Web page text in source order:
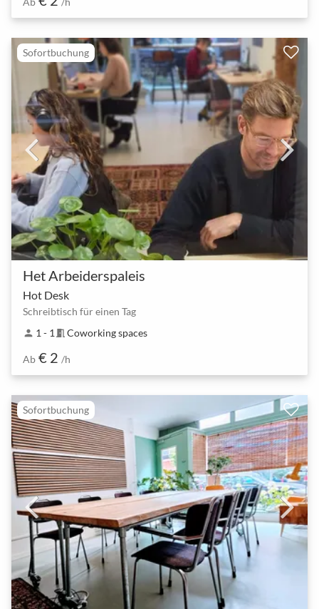
Sofortbuchung
Het Arbeiderspaleis
Hot Desk
Schreibtisch für einen Tag
person 1 - 1 meeting_room Coworking spaces
Ab € 2 /h
Sofortbuchung